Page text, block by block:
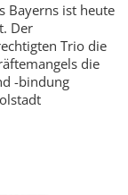
Bayerns ist heute
Der
Trio die
die
-bindung